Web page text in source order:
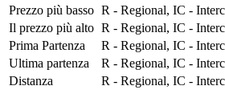
Prezzo più basso R - Regional, IC -
Il prezzo più alto R - Regional, IC -
Prima Partenza
R - Regional, IC -
Ultima partenza
R - Regional, IC -
Distanza
R - Regional, IC -